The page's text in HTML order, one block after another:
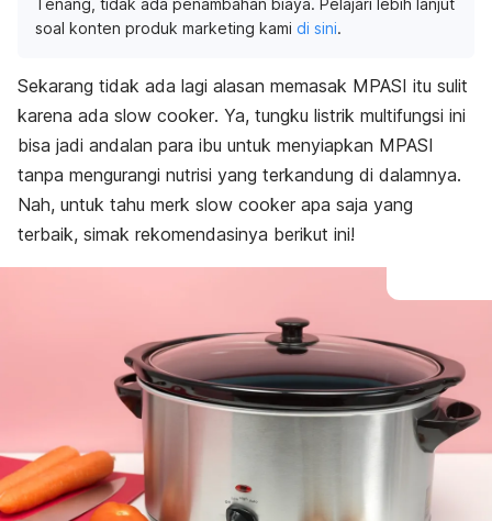
Tenang, tidak ada penambahan biaya. Pelajari lebih lanjut
soal konten produk marketing kami di sini.
Sekarang tidak ada lagi alasan memasak MPASI itu sulit
karena ada slow cooker. Ya, tungku listrik multifungsi ini
bisa jadi andalan para ibu untuk menyiapkan MPASI
tanpa mengurangi nutrisi yang terkandung di dalamnya.
Nah, untuk tahu merk slow cooker apa saja yang
terbaik, simak rekomendasinya berikut ini!